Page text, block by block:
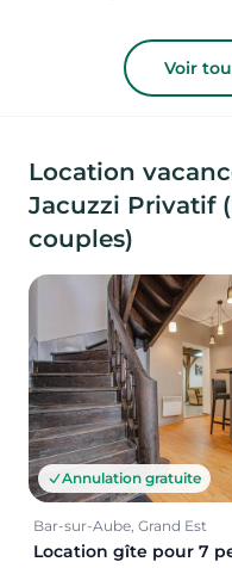
Voir
Location
Jacuzzi Privatif
couples)
Annulation gratuite
Bar-sur-Aube, Grand Est
Location gîte pour 7